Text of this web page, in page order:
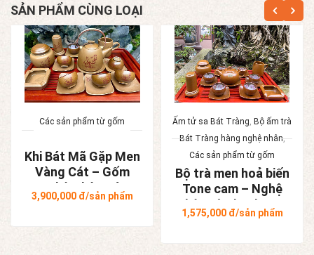
SẢN PHẨM CÙNG LOẠI
Các sản phẩm từ gốm
Khi Bát Mã Gặp Men
Vàng Cát – Gốm
Nghệ Nhân Bát
Tràng
3,900,000đ/sản phẩm
Ấm tử sa Bát Tràng Bộ ấm trà
Bát Tràng hàng nghệ nhân,
Các sản phẩm từ gốm
Bộ trà men hoả biến
Tone cam – Nghệ
nhân Tô Thanh Sơn
1,575,000đ/sản phẩm